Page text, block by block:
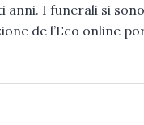
I funerali si
de l’Eco online